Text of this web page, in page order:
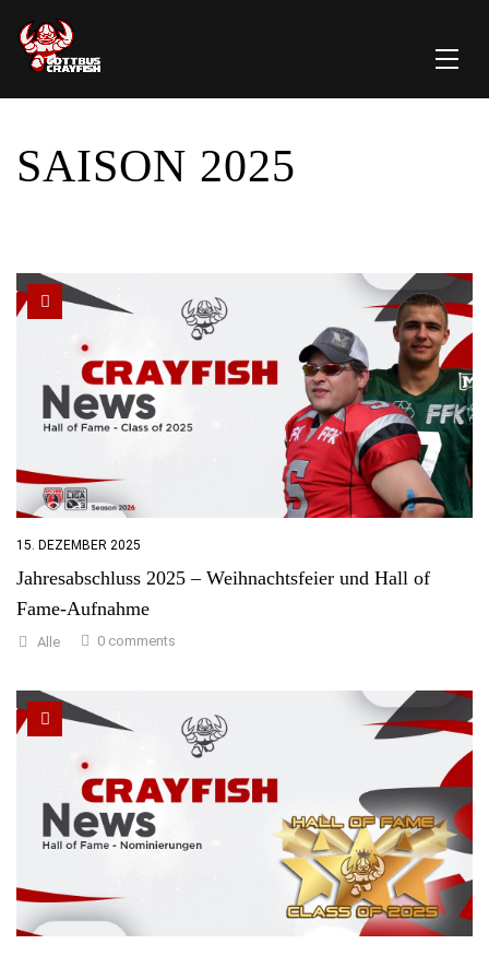
SAISON 2025
15. DEZEMBER 2025
Jahresabschluss 2025 – Weihnachtsfeier und Hall of
Fame-Aufnahme
Alle 0 comments